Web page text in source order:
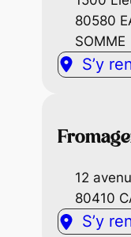
80580
SOMME
S’y
12
80410
S’y